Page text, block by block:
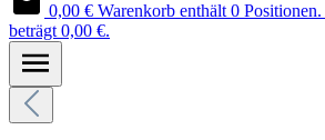
0,00 € Warenkorb enthält 0
beträgt 0,00 €.